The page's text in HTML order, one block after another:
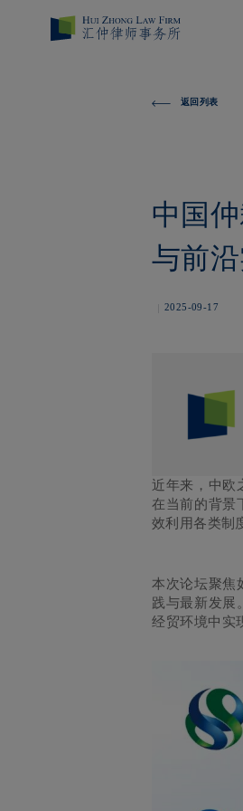
返回列表
中国
与前
2025-09-17
近年来，中欧
在当前的背景
效利用各类制
本次论坛聚焦
践与最新发展
经贸环境中实